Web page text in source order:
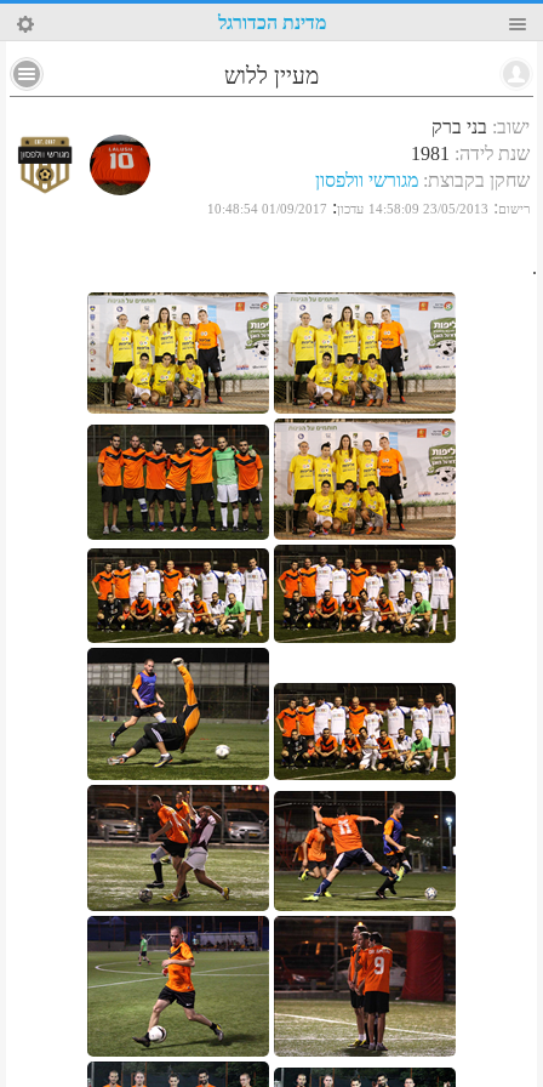
91 מדינת הכדורגל
מעיין ללוש
ישוב: בני ברק
שנת לידה:
1981
שחקן בקבוצת: מגורשי וולפסון
רישום:
23/05/2013 14:58:09 עדכון:
01/09/2017 10:48:54
.